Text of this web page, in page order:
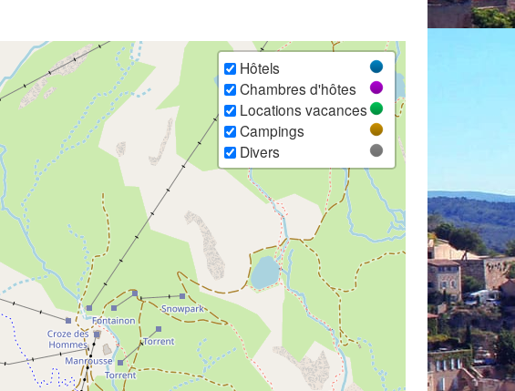
Hôtels
Chambres d'hôtes
Locations vacances
Campings
Divers